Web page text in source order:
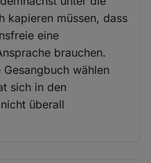
kapieren müssen, dass
eine
brauchen.
wählen
sich in den
überall